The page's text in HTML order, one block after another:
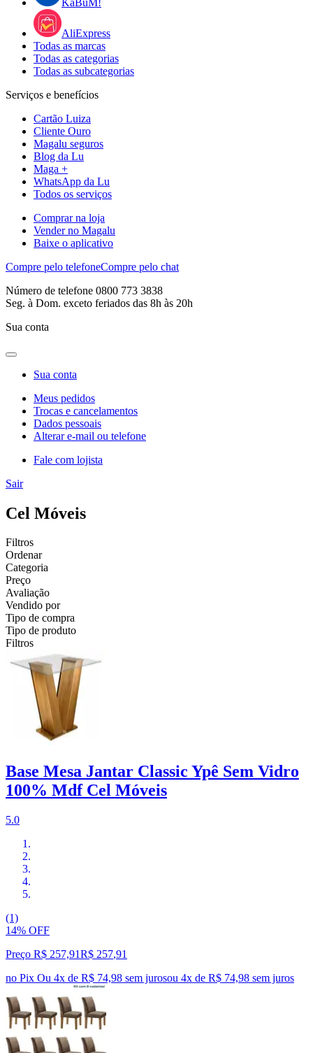
AliExpress
Todas as marcas
Todas as categorias
Todas as subcategorias
Serviços e benefícios
Cartão Luiza
Cliente Ouro
Magalu seguros
Blog da Lu
Maga +
WhatsApp da Lu
Todos os serviços
Comprar na loja
Vender no Magalu
Baixe o aplicativo
Compre pelo telefoneCompre pelo chat
Número de telefone 0800 773 3838
Seg. à Dom. exceto feriados das 8h às 20h
Sua conta
Sua conta
Meus pedidos
Trocas e cancelamentos
Dados pessoais
Alterar e-mail ou telefone
Fale com lojista
Sair
Cel Móveis
Filtros
Ordenar
Categoria
Preço
Avaliação
Vendido por
Tipo de compra
Tipo de produto
Filtros
Base Mesa Jantar Classic Ypê Sem Vidro
100% Mdf Cel Móveis
5.0
(1)
14% OFF
Preço R$ 257,91R$ 257,91
no Pix Ou 4x de R$ 74,98 sem jurosou 4x de R$ 74,98 sem juros